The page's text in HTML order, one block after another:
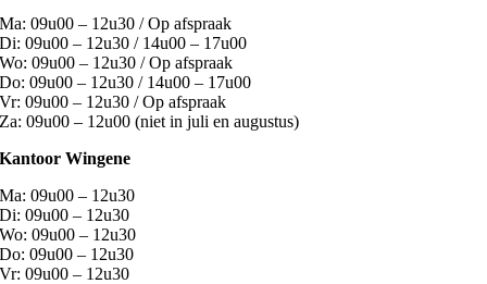
Ma: 09u00 – 12u30 / Op afspraak
Di: 09u00 – 12u30 / 14u00 – 17u00
Wo: 09u00 – 12u30 / Op afspraak
Do: 09u00 – 12u30 / 14u00 – 17u00
Vr: 09u00 – 12u30 / Op afspraak
Za: 09u00 – 12u00 (niet in juli en augustus)
Kantoor Wingene
Ma: 09u00 – 12u30
Di: 09u00 – 12u30
Wo: 09u00 – 12u30
Do: 09u00 – 12u30
Vr: 09u00 – 12u30